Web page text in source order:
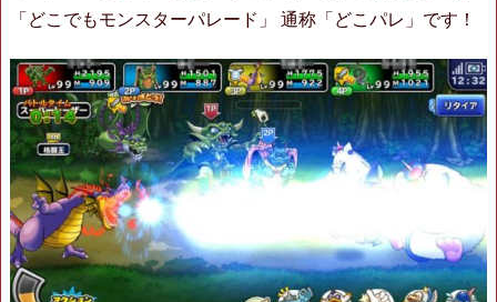
「どこでもモンスターパレード」 通称「どこパレ」です！